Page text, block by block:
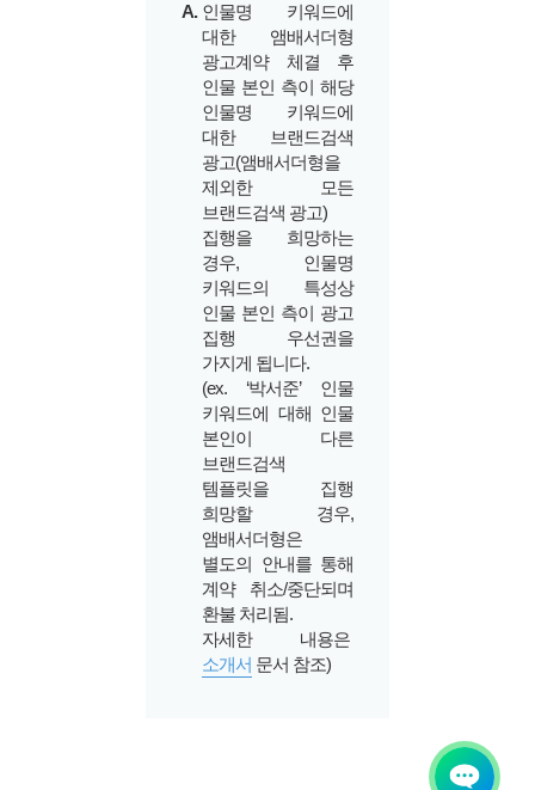
A. 인물명 키워드에
대한 앰배서더형
광고계약 체결 후
인물 본인 측이 해당
인물명 키워드에
대한 브랜드검색
광고(앰배서더형을
제외한 모든
브랜드검색 광고)
집행을 희망하는
경우, 인물명
키워드의 특성상
인물 본인 측이 광고
집행 우선권을
가지게 됩니다.
(ex. ‘박서준’ 인물
키워드에 대해 인물
본인이 다른
브랜드검색
템플릿을 집행
희망할 경우,
앰배서더형은
별도의 안내를 통해
계약 취소/중단되며
환불 처리됨.
자세한 내용은
소개서 문서 참조)